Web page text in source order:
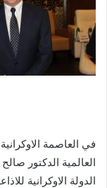
في العاصمة
العالمية الدكتور
الدولة الاوكرانية